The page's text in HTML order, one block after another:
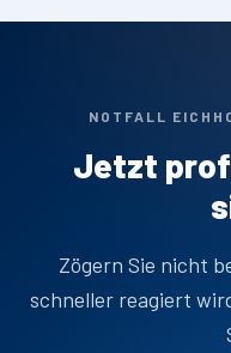
NOTFALL
Jetzt
Zögern Sie nicht
schneller reagiert